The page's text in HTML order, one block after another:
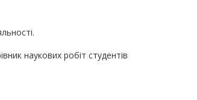
наукових робіт студентів